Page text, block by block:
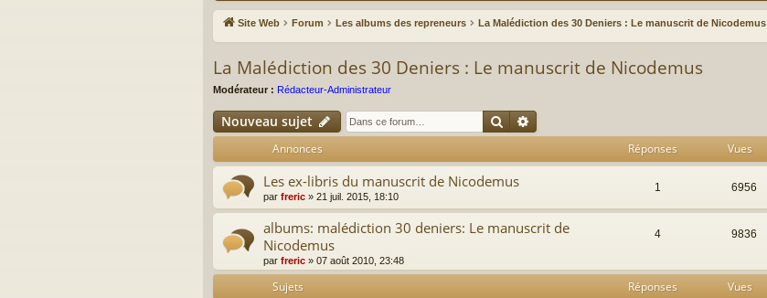
ès
ra
pi
de
Site Web Forum Les albums des repreneurs La Malédiction des 30 Deniers : Le manuscrit de Nicodemus
La Malédiction des 30 Deniers : Le manuscrit de Nicodemus
Modérateur : Rédacteur-Administrateur
Nouveau sujet Rechercher
Annonces Réponses Vues
Les ex-libris du manuscrit de Nicodemus
par freric » 21 juil. 2015, 18:10
1 6956
albums: malédiction 30 deniers: Le manuscrit de
Nicodemus
par freric » 07 août 2010, 23:48
4 9836
Sujets Réponses Vues